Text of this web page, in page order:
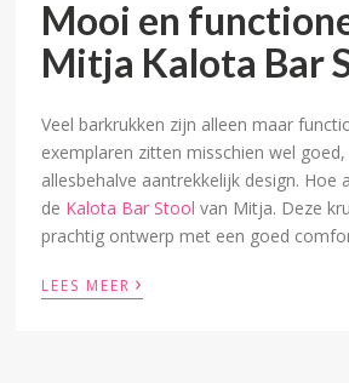
Mooi en
Mitja Kalota Bar
Veel barkrukken zijn alleen maar
exemplaren zitten misschien wel
allesbehalve aantrekkelijk design. Hoe
de Kalota Bar Stool van Mitja. Deze
prachtig ontwerp met een goed
LEES MEER ›